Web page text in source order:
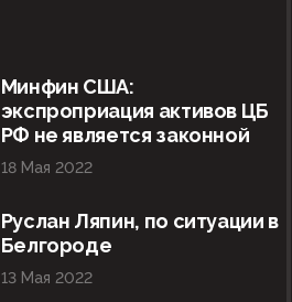
Минфин США:
экспроприация активов ЦБ
РФ не является законной
18 Мая 2022
Руслан Ляпин, по ситуации в
Белгороде
13 Мая 2022